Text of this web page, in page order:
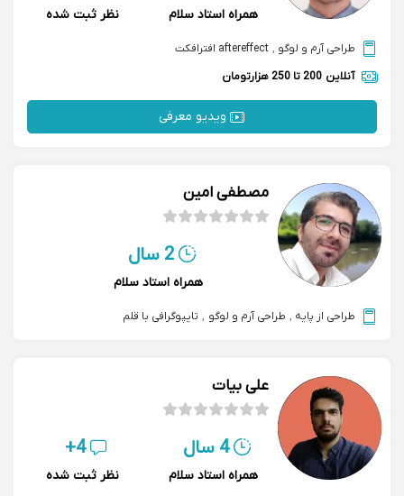
همراه استاد سلام نظر ثبت شده
طراحی آرم و لوگو , aftereffect افترافکت
آنلاین 200 تا 250 هزارتومان
ویدیو معرفی
مصطفی امین
2 سال
همراه استاد سلام
طراحی از پایه , طراحی آرم و لوگو , تایپوگرافی با قلم
علی بیات
4 سال
همراه استاد سلام
4+
نظر ثبت شده